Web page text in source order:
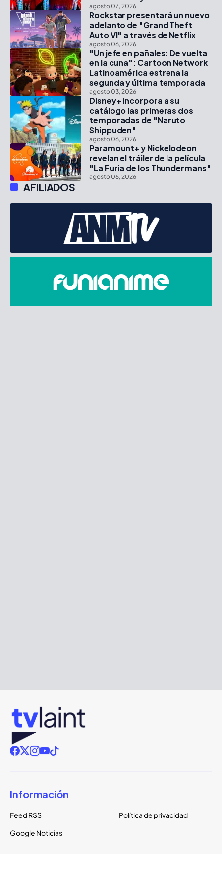
agosto 07, 2026
Rockstar presentará un nuevo
adelanto de "Grand Theft
Auto VI" a través de Netflix
agosto 06, 2026
"Un jefe en pañales: De vuelta
en la cuna": Cartoon Network
Latinoamérica estrena la
segunda y última temporada
agosto 03, 2026
Disney+ incorpora a su
catálogo las primeras dos
temporadas de "Naruto
Shippuden"
agosto 06, 2026
Paramount+ y Nickelodeon
revelan el tráiler de la película
"La Furia de los Thundermans"
agosto 06, 2026
AFILIADOS
Información
Feed RSS
Política de privacidad
Google Noticias